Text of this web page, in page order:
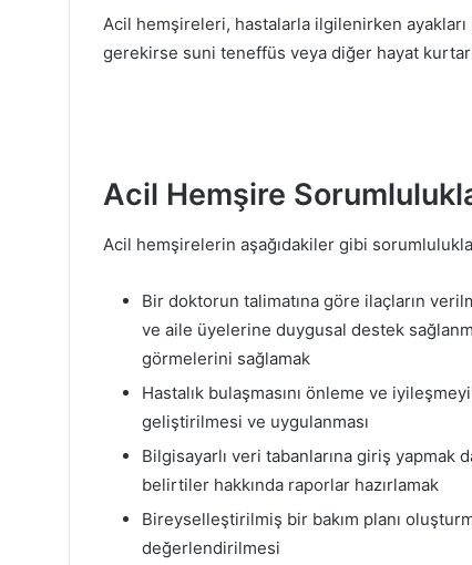
Acil hemşireleri, hastalarla ilgilenirken
gerekirse suni teneffüs veya diğer hayat
Acil Hemşire
Acil hemşirelerin aşağıdakiler gibi
Bir doktorun talimatına göre ilaçların
ve aile üyelerine duygusal destek
görmelerini sağlamak
Hastalık bulaşmasını önleme ve
geliştirilmesi ve uygulanması
Bilgisayarlı veri tabanlarına giriş yapmak
belirtiler hakkında raporlar hazırlamak
Bireyselleştirilmiş bir bakım planı
değerlendirilmesi